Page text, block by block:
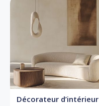
Décorateur d’intérieur